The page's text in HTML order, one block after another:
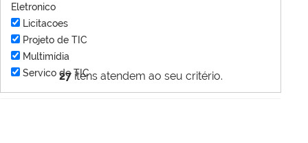
27itens atendem ao seu critério.
Eletronico
Licitacoes
Projeto de TIC
Multimídia
Servico de TIC